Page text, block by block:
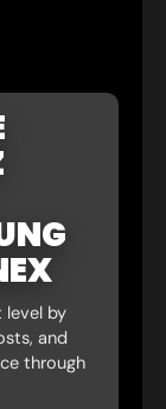
level by
and
through